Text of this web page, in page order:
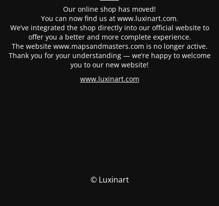
Our online shop has moved!
You can now find us at www.luxinart.com.
We’ve integrated the shop directly into our official website to
offer you a better and more complete experience.
The website www.mapsandmasters.com is no longer active.
Thank you for your understanding — we’re happy to welcome
you to our new website!
www.luxinart.com
© Luxinart